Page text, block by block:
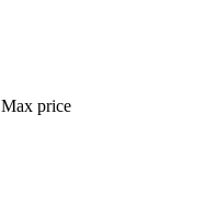
Max price